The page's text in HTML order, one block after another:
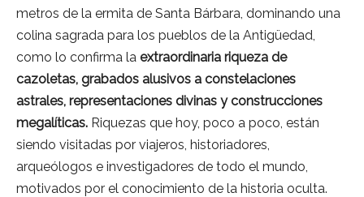
metros de la ermita de Santa Bárbara, dominando una
colina sagrada para los pueblos de la Antigüedad,
como lo confirma la extraordinaria riqueza de
cazoletas, grabados alusivos a constelaciones
astrales, representaciones divinas y construcciones
megalíticas. Riquezas que hoy, poco a poco, están
siendo visitadas por viajeros, historiadores,
arqueólogos e investigadores de todo el mundo,
motivados por el conocimiento de la historia oculta.